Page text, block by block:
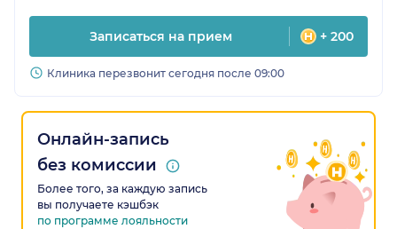
Записаться на прием + 200
Клиника перезвонит сегодня после 09:00
Онлайн-запись
без комиссии
Более того, за каждую запись
вы получаете кэшбэк
по программе лояльности